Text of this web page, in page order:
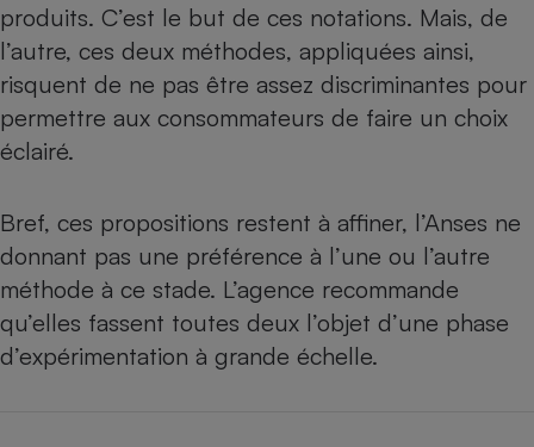
produits. C’est le but de ces notations. Mais, de
l’autre, ces deux méthodes, appliquées ainsi,
risquent de ne pas être assez discriminantes pour
permettre aux consommateurs de faire un choix
éclairé.
Bref, ces propositions restent à affiner, l’Anses ne
donnant pas une préférence à l’une ou l’autre
méthode à ce stade. L’agence recommande
qu’elles fassent toutes deux l’objet d’une phase
d’expérimentation à grande échelle.